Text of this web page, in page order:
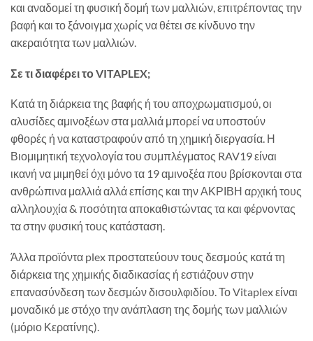
και αναδομεί τη φυσική δομή των μαλλιών, επιτρέποντας την
βαφή και το ξάνοιγμα χωρίς να θέτει σε κίνδυνο την
ακεραιότητα των μαλλιών.
Σε τι διαφέρει το VITAPLEX;
Κατά τη διάρκεια της βαφής ή του αποχρωματισμού, οι
αλυσίδες αμινοξέων στα μαλλιά μπορεί να υποστούν
φθορές ή να καταστραφούν από τη χημική διεργασία. Η
Βιομιμητική τεχνολογία του συμπλέγματος RAV19 είναι
ικανή να μιμηθεί όχι μόνο τα 19 αμινοξέα που βρίσκονται στα
ανθρώπινα μαλλιά αλλά επίσης και την ΑΚΡΙΒΗ αρχική τους
αλληλουχία & ποσότητα αποκαθιστώντας τα και φέρνοντας
τα στην φυσική τους κατάσταση.
Άλλα προϊόντα plex προστατεύουν τους δεσμούς κατά τη
διάρκεια της χημικής διαδικασίας ή εστιάζουν στην
επανασύνδεση των δεσμών δισουλφιδίου. Το Vitaplex είναι
μοναδικό με στόχο την ανάπλαση της δομής των μαλλιών
(μόριο Κερατίνης).